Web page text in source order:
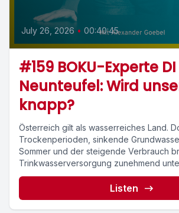
July 26, 2026 • 00:40:45
#159 BOKU-Experte DI
Neunteufel: Wird
knapp?
Österreich gilt als wasserreiches Land.
Trockenperioden, sinkende
Sommer und der steigende Verbrauch
Trinkwasserversorgung zunehmend
Roman...
Listen